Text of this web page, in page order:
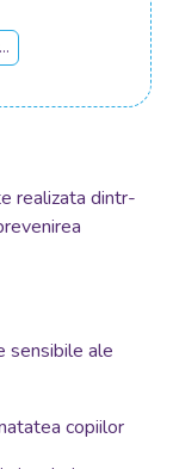
Sisteme de siguranta copii si bebelusi
realizata dintr-
sensibile ale
copiilor